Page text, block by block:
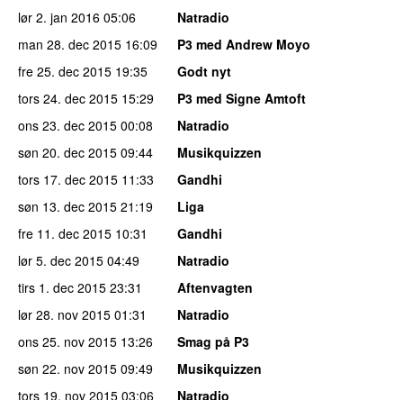
lør 2. jan 2016 05:06
Natradio
man 28. dec 2015 16:09
P3 med Andrew Moyo
fre 25. dec 2015 19:35
Godt nyt
tors 24. dec 2015 15:29
P3 med Signe Amtoft
ons 23. dec 2015 00:08
Natradio
søn 20. dec 2015 09:44
Musikquizzen
tors 17. dec 2015 11:33
Gandhi
søn 13. dec 2015 21:19
Liga
fre 11. dec 2015 10:31
Gandhi
lør 5. dec 2015 04:49
Natradio
tirs 1. dec 2015 23:31
Aftenvagten
lør 28. nov 2015 01:31
Natradio
ons 25. nov 2015 13:26
Smag på P3
søn 22. nov 2015 09:49
Musikquizzen
tors 19. nov 2015 03:06
Natradio